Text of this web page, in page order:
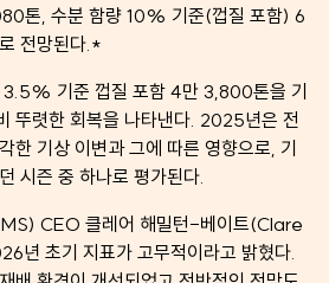
톤, 수분 함량 10% 기준(껍질 포함) 6
전망된다.*
3.5% 기준 껍질 포함 4만 3,800톤을 기
뚜렷한 회복을 나타낸다. 2025년은 전
한 기상 이변과 그에 따른 영향으로, 기
시즌 중 하나로 평가된다.
CEO 클레어 해밀턴-베이트(Clare
초기 지표가 고무적이라고 밝혔다.